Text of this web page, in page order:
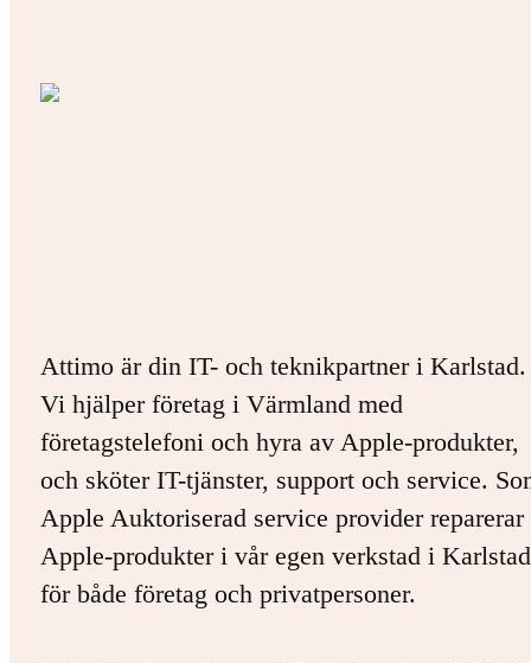
Attimo är din IT- och teknikpartner i Karlstad.
Vi hjälper företag i Värmland med
företagstelefoni och hyra av Apple-produkter,
och sköter IT-tjänster, support och service.
Apple Auktoriserad service provider
Apple-produkter i vår egen verkstad i
för både företag och privatpersoner.